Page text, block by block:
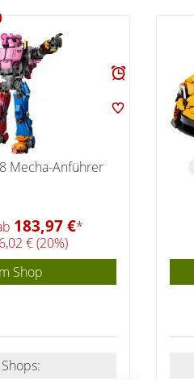
Mecha-Anführer
183,97 €*
€ (20%)
Shop